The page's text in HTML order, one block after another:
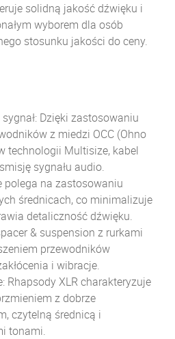
solidną jakość dźwięku i
wyborem dla osób
stosunku jakości do ceny.
Dzięki zastosowaniu
z miedzi OCC (Ohno
technologii Multisize, kabel
sygnału audio.
na zastosowaniu
średnicach, co minimalizuje
detaliczność dźwięku.
& suspension z rurkami
przewodników
i wibracje.
Rhapsody XLR charakteryzuje
z dobrze
czytelną średnicą i
tonami.